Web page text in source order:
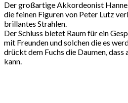
Der großartige Akkordeonist
die feinen Figuren von Peter Lutz
brillantes Strahlen.
Der Schluss bietet Raum für ein
mit Freunden und solchen die es
drückt dem Fuchs die Daumen, dass
kann.